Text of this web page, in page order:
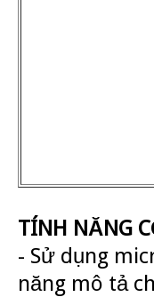
TÍNH NĂNG
- Sử dụng
năng mô tả